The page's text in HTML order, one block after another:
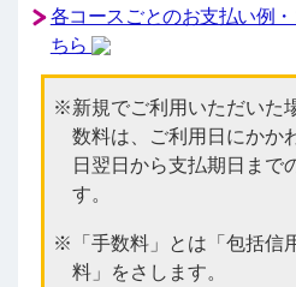
各コースごとのお支払い例
ちら
新規でご利用いただいた
数料は、ご利用日にかか
日翌日から支払期日まで
す。
「手数料」とは「包括信
料」をさします。